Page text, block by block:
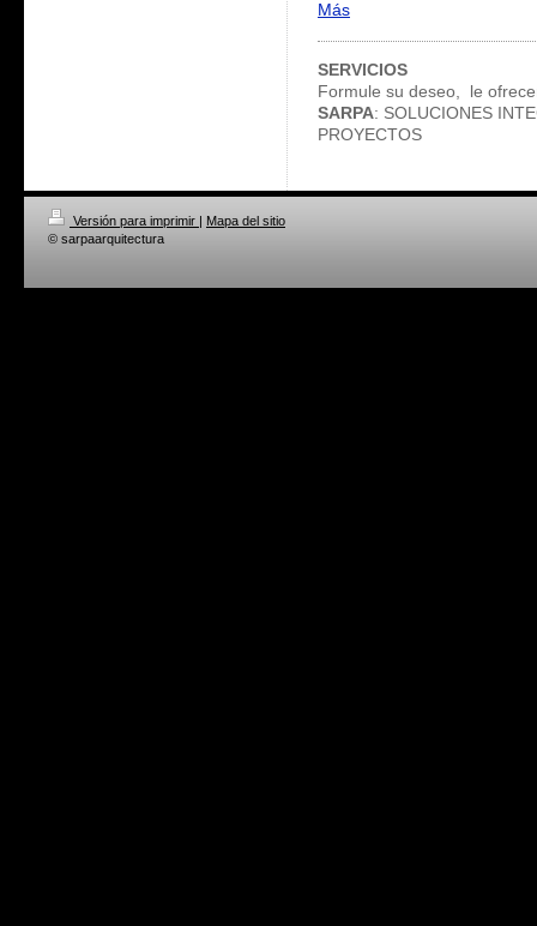
Más
SERVICIOS
Formule su deseo, le
SARPA: SOLUCIONES
PROYECTOS
Versión para imprimir | Mapa del sitio
© sarpaarquitectura